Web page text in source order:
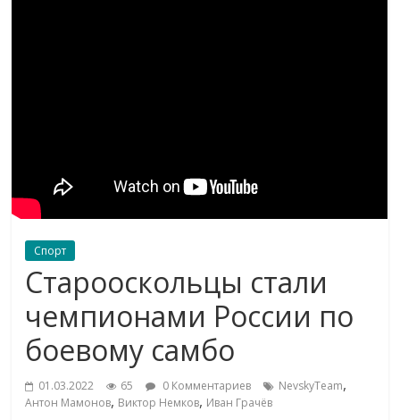
Спорт
Старооскольцы стали
чемпионами России по
боевому самбо
01.03.2022 65 0 Комментариев NevskyTeam,
Антон Мамонов, Виктор Немков, Иван Грачёв